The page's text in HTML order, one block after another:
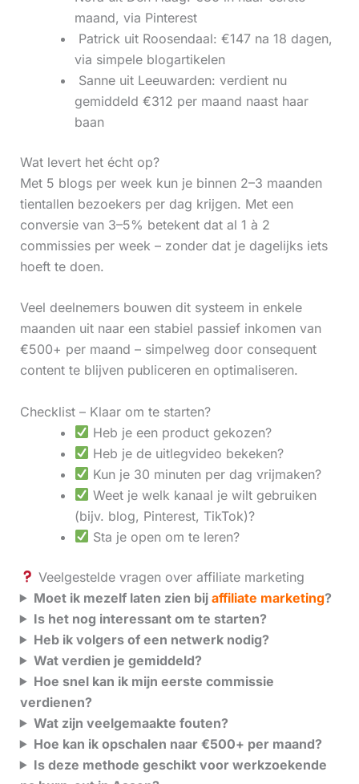
maand, via Pinterest
‍ Patrick uit Roosendaal: €147 na 18 dagen,
via simpele blogartikelen
‍ Sanne uit Leeuwarden: verdient nu
gemiddeld €312 per maand naast haar
baan
Wat levert het écht op?
Met 5 blogs per week kun je binnen 2–3 maanden
tientallen bezoekers per dag krijgen. Met een
conversie van 3–5% betekent dat al 1 à 2
commissies per week – zonder dat je dagelijks iets
hoeft te doen.
Veel deelnemers bouwen dit systeem in enkele
maanden uit naar een stabiel passief inkomen van
€500+ per maand – simpelweg door consequent
content te blijven publiceren en optimaliseren.
Checklist – Klaar om te starten?
Heb je een product gekozen?
Heb je de uitlegvideo bekeken?
Kun je 30 minuten per dag vrijmaken?
Weet je welk kanaal je wilt gebruiken
(bijv. blog, Pinterest, TikTok)?
Sta je open om te leren?
Veelgestelde vragen over affiliate marketing
Moet ik mezelf laten zien bij affiliate marketing?
Is het nog interessant om te starten?
Heb ik volgers of een netwerk nodig?
Wat verdien je gemiddeld?
Hoe snel kan ik mijn eerste commissie
verdienen?
Wat zijn veelgemaakte fouten?
Hoe kan ik opschalen naar €500+ per maand?
Is deze methode geschikt voor werkzoekende